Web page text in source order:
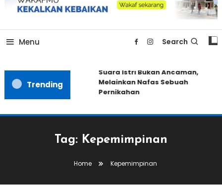
Menu Search
Trending
Suara Istri Bukan Ancaman,
Melainkan Nafas Sebuah
Pernikahan
Tag: Kepemimpinan
Home Kepemimpinan